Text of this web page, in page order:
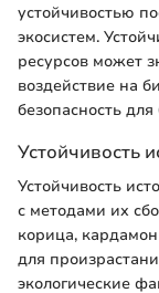
устойчивостью
экосистем.
ресурсов может
воздействие на
безопасность
Устойчивость
Устойчивость
с методами их
корица,
для
экологические